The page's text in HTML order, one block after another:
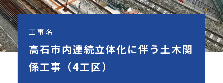
工事名
高石市内連続立体化に伴う土木関
係工事（4工区）